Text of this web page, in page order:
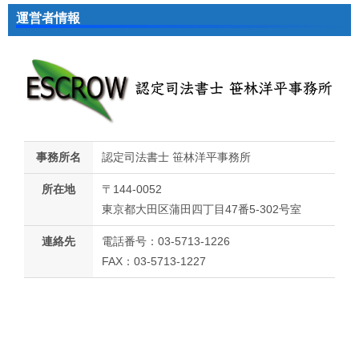
運営者情報
事務所名 認定司法書士 笹林洋平事務所
所在地
〒144-0052
東京都大田区蒲田四丁目47番5-302号室
連絡先
電話番号：03-5713-1226
FAX：03-5713-1227